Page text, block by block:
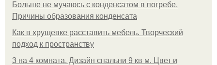
Больше не мучаюсь с конденсатом в погребе.
Причины образования конденсата
Как в хрущевке расставить мебель. Творческий
подход к пространству
3 на 4 комната. Дизайн спальни 9 кв м. Цвет и